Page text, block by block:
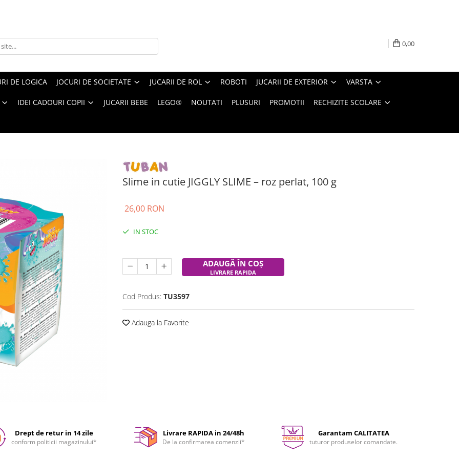
0,00
DE LOGICA JOCURI DE SOCIETATE JUCARII DE ROL ROBOTI JUCARII DE EXTERIOR VARSTA
IDEI CADOURI COPII JUCARII BEBE LEGO® NOUTATI PLUSURI PROMOTII RECHIZITE SCOLARE
Slime in cutie JIGGLY SLIME – roz perlat, 100 g
26,00 RON
IN STOC
ADAUGĂ ÎN COȘ
LIVRARE RAPIDA
Cod Produs: TU3597
Adauga la Favorite
Drept de retur in 14 zile
conform politicii magazinului*
Livrare RAPIDA in 24/48h
De la confirmarea comenzii*
Garantam CALITATEA
tuturor produselor comandate.